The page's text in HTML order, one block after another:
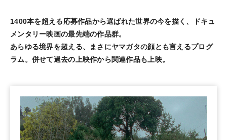
1400本を超える応募作品から選ばれた世界の今を描く、ドキュ
メンタリー映画の最先端の作品群。
あらゆる境界を超える、まさにヤマガタの顔とも言えるプログ
ラム。併せて過去の上映作から関連作品も上映。